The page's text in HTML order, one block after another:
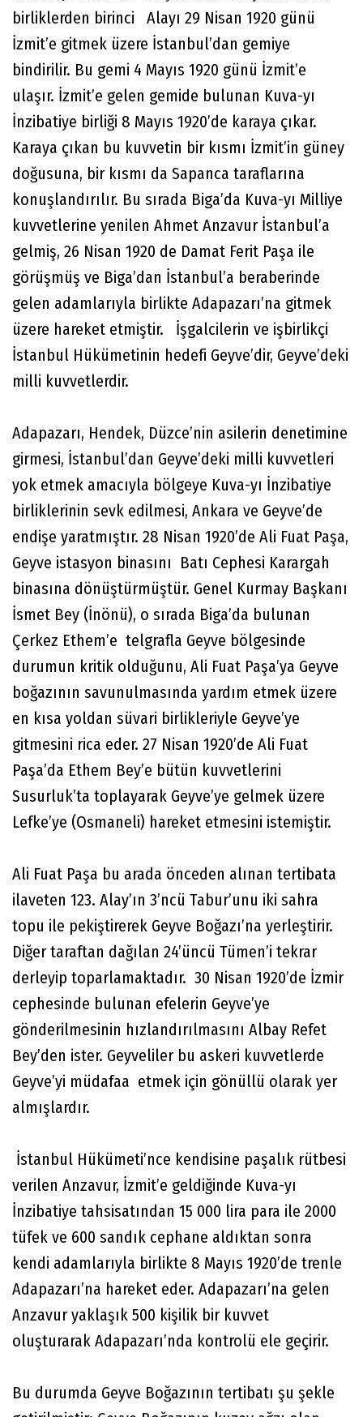
birliklerden birinci Alayı 29 Nisan 1920 günü
İzmit’e gitmek üzere İstanbul’dan gemiye
bindirilir. Bu gemi 4 Mayıs 1920 günü İzmit’e
ulaşır. İzmit’e gelen gemide bulunan Kuva-yı
İnzibatiye birliği 8 Mayıs 1920’de karaya çıkar.
Karaya çıkan bu kuvvetin bir kısmı İzmit’in güney
doğusuna, bir kısmı da Sapanca taraflarına
konuşlandırılır. Bu sırada Biga’da Kuva-yı Milliye
kuvvetlerine yenilen Ahmet Anzavur İstanbul’a
gelmiş, 26 Nisan 1920 de Damat Ferit Paşa ile
görüşmüş ve Biga’dan İstanbul’a beraberinde
gelen adamlarıyla birlikte Adapazarı’na gitmek
üzere hareket etmiştir. İşgalcilerin ve işbirlikçi
İstanbul Hükümetinin hedefi Geyve’dir, Geyve’deki
milli kuvvetlerdir.
Adapazarı, Hendek, Düzce’nin asilerin denetimine
girmesi, İstanbul’dan Geyve’deki milli kuvvetleri
yok etmek amacıyla bölgeye Kuva-yı İnzibatiye
birliklerinin sevk edilmesi, Ankara ve Geyve’de
endişe yaratmıştır. 28 Nisan 1920’de Ali Fuat Paşa,
Geyve istasyon binasını Batı Cephesi Karargah
binasına dönüştürmüştür. Genel Kurmay Başkanı
İsmet Bey (İnönü), o sırada Biga’da bulunan
Çerkez Ethem’e telgrafla Geyve bölgesinde
durumun kritik olduğunu, Ali Fuat Paşa’ya Geyve
boğazının savunulmasında yardım etmek üzere
en kısa yoldan süvari birlikleriyle Geyve’ye
gitmesini rica eder. 27 Nisan 1920’de Ali Fuat
Paşa’da Ethem Bey’e bütün kuvvetlerini
Susurluk’ta toplayarak Geyve’ye gelmek üzere
Lefke’ye (Osmaneli) hareket etmesini istemiştir.
Ali Fuat Paşa bu arada önceden alınan tertibata
ilaveten 123. Alay’ın 3’ncü Tabur’unu iki sahra
topu ile pekiştirerek Geyve Boğazı’na yerleştirir.
Diğer taraftan dağılan 24’üncü Tümen’i tekrar
derleyip toparlamaktadır. 30 Nisan 1920’de İzmir
cephesinde bulunan efelerin Geyve’ye
gönderilmesinin hızlandırılmasını Albay Refet
Bey’den ister. Geyveliler bu askeri kuvvetlerde
Geyve’yi müdafaa etmek için gönüllü olarak yer
almışlardır.
İstanbul Hükümeti’nce kendisine paşalık rütbesi
verilen Anzavur, İzmit’e geldiğinde Kuva-yı
İnzibatiye tahsisatından 15 000 lira para ile 2000
tüfek ve 600 sandık cephane aldıktan sonra
kendi adamlarıyla birlikte 8 Mayıs 1920’de trenle
Adapazarı’na hareket eder. Adapazarı’na gelen
Anzavur yaklaşık 500 kişilik bir kuvvet
oluşturarak Adapazarı’nda kontrolü ele geçirir.
Bu durumda Geyve Boğazının tertibatı şu şekle